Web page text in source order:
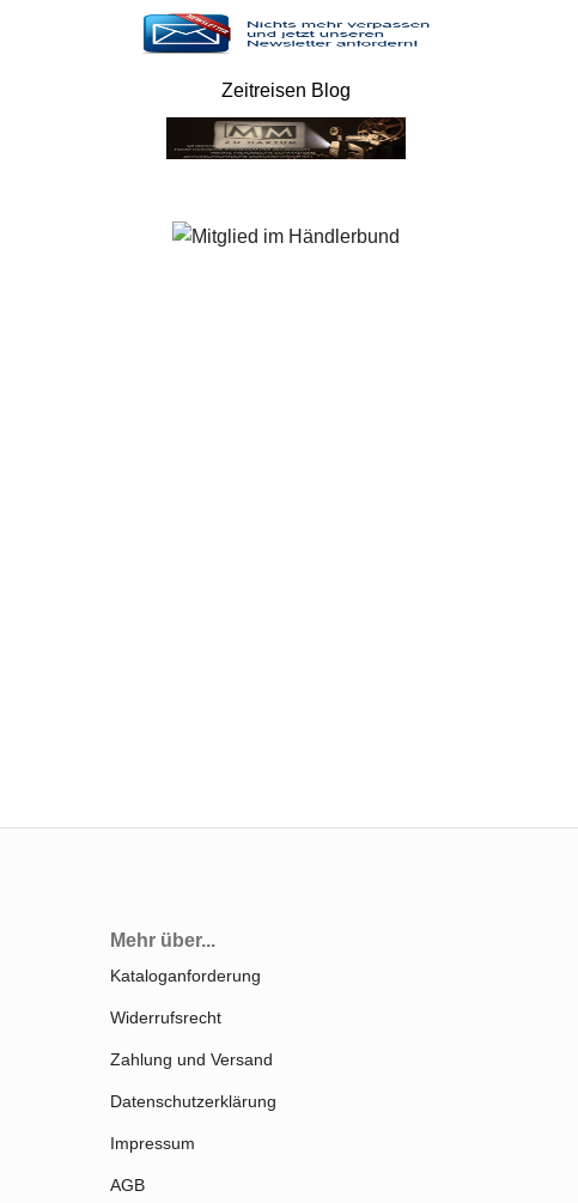
Zeitreisen Blog
Mehr über...
Kataloganforderung
Widerrufsrecht
Zahlung und Versand
Datenschutzerklärung
Impressum
AGB